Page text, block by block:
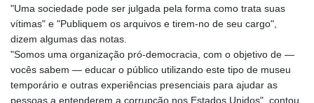
"Uma sociedade pode ser julgada pela forma como trata suas
vítimas" e "Publiquem os arquivos e tirem-no de seu cargo",
dizem algumas das notas.
"Somos uma organização pró-democracia, com o objetivo de —
vocês sabem — educar o público utilizando este tipo de museu
temporário e outras experiências presenciais para ajudar as
pessoas a entenderem a corrupção nos Estados Unidos", contou